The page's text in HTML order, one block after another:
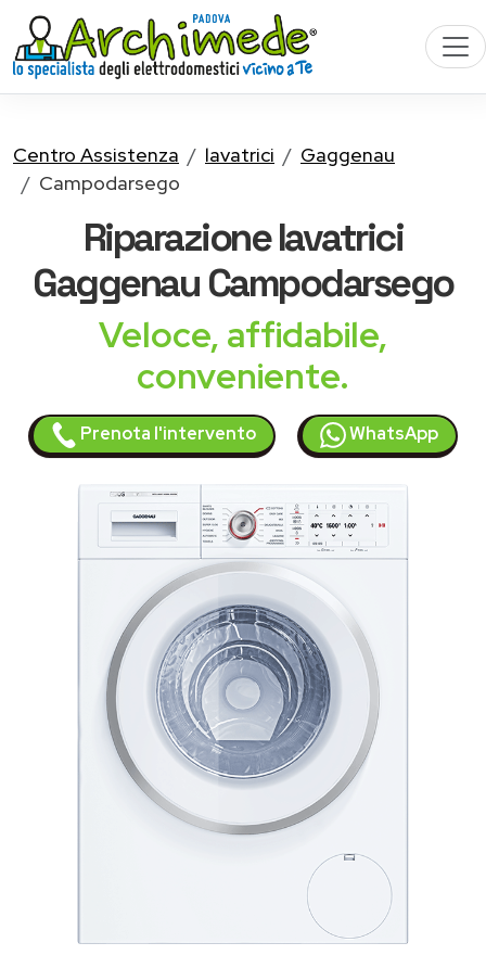
Centro Assistenza lavatrici
Gaggenau
Campodarsego
Riparazionelavatrici
Gaggenau Campodarsego
Veloce, affidabile,
conveniente.
Prenota l'intervento WhatsApp